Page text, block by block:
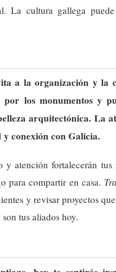
La cultura gallega
a la organización y la
los monumentos y
arquitectónica. La
conexión con Galicia.
y atención fortalecerán tus
para compartir en casa.
y revisar proyectos
tus aliados hoy.